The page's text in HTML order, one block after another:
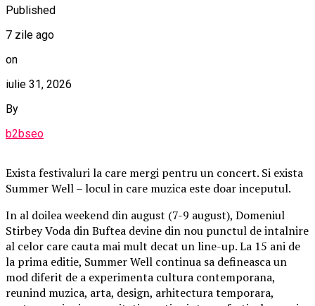
Published
7 zile ago
on
iulie 31, 2026
By
b2bseo
Exista festivaluri la care mergi pentru un concert. Si exista
Summer Well – locul in care muzica este doar inceputul.
In al doilea weekend din august (7-9 august), Domeniul
Stirbey Voda din Buftea devine din nou punctul de intalnire
al celor care cauta mai mult decat un line-up. La 15 ani de
la prima editie, Summer Well continua sa defineasca un
mod diferit de a experimenta cultura contemporana,
reunind muzica, arta, design, arhitectura temporara,